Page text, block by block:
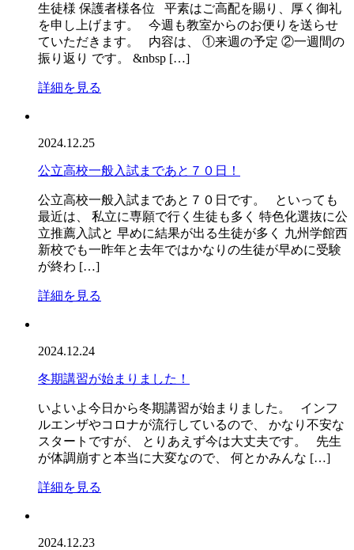
生徒様 保護者様各位 平素はご高配を賜り、厚く御礼
を申し上げます。 今週も教室からのお便りを送らせ
ていただきます。 内容は、 ①来週の予定 ②一週間の
振り返り です。 &nbsp […]
詳細を見る
2024.12.25
公立高校一般入試まであと７０日！
公立高校一般入試まであと７０日です。 といっても
最近は、 私立に専願で行く生徒も多く 特色化選抜に公
立推薦入試と 早めに結果が出る生徒が多く 九州学館西
新校でも一昨年と去年ではかなりの生徒が早めに受験
が終わ […]
詳細を見る
2024.12.24
冬期講習が始まりました！
いよいよ今日から冬期講習が始まりました。 インフ
ルエンザやコロナが流行しているので、 かなり不安な
スタートですが、 とりあえず今は大丈夫です。 先生
が体調崩すと本当に大変なので、 何とかみんな […]
詳細を見る
2024.12.23